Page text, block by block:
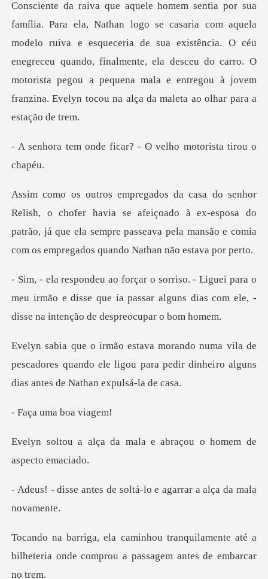
o ruiva e esqueceria de sua existência. O céu
enegreceu quando, finalmente, ela desceu do carro. O
motorista p
ficar? - O velho moto
via se afeiçoado à ex-esposa do
patrão, já que ela sempre passeava pe
para o
meu irmão e disse que ia passar alguns dias co
de
pescadores quando ele ligou para pedir dinhei
uma boa
a mala e abraçou o hom
de soltá-lo e agarrar a
uilamente até a
bilheteria onde compro